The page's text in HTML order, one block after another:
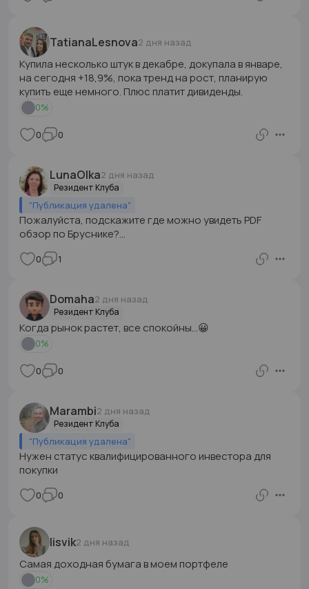
TatianaLesnova2 дня назад
Купила несколько штук в декабре, докупала в январе,
на сегодня +18,9%, пока тренд на рост, планирую
купить еще немного. Плюс платит дивиденды.
0%
0 0
LunaOlka2 дня назад
Резидент Клуба
"Публикация удалена"
Пожалуйста, подскажите где можно увидеть PDF
обзор по Бруснике?...
0 1
Domaha2 дня назад
Резидент Клуба
Когда рынок растет, все спокойны...😀
0%
0 0
Marambi2 дня назад
Резидент Клуба
"Публикация удалена"
Нужен статус квалифицированного инвестора для
покупки
0 0
lisvik2 дня назад
Самая доходная бумага в моем портфеле
0%